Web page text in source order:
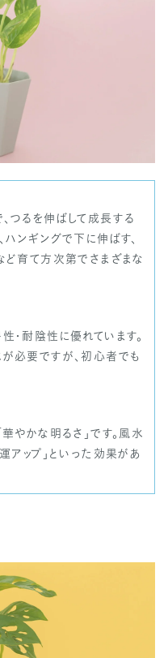
つるを伸ばして成長する
ンギングで下に伸ばす、
ど育て方次第でさまざまな
・耐陰性に優れています。
必要ですが、初心者でも
やかな明るさ」です。風水
アップ」といった効果があ